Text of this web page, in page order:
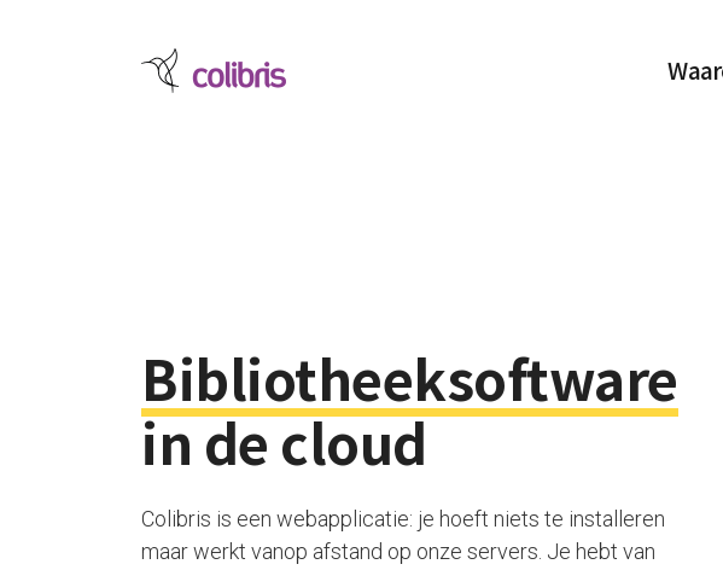
Bibliotheeksoftware
in de cloud
Colibris is een webapplicatie: je hoeft niets te installeren
maar werkt vanop afstand op onze servers. Je hebt van